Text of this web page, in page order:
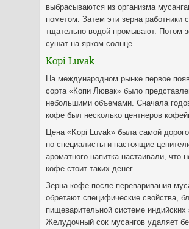
выбрасываются из организма
пометом. Затем эти зерна работники
тщательно водой промывают. Потом
сушат на ярком солнце.
Kopi Luvak
На международном рынке первое
сорта «Копи Лювак» было
небольшими объемами. Сначала
кофе был несколько центнеров
Цена «Kopi Luvak» была самой
но специалисты и настоящие
ароматного напитка настаивали, что
кофе стоит таких денег.
Зерна кофе после переваривания
обретают специфические свойства,
пищеварительной системе индийских
Желудочный сок мусангов удаляет